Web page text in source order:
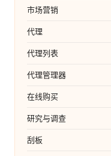
市场营销
代理
代理列表
代理管理器
在线购买
研究与调查
刮板